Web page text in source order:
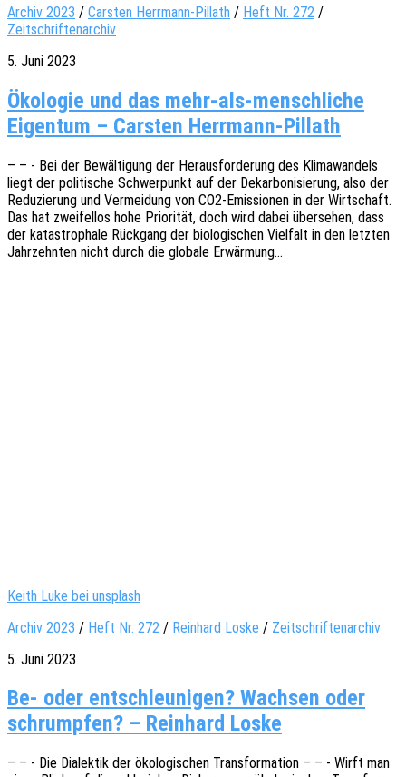
Archiv 2023 / Carsten Herrmann-Pillath / Heft Nr. 272 /
Zeitschriftenarchiv
5. Juni 2023
Ökologie und das mehr-als-menschliche
Eigentum – Carsten Herrmann-Pillath
– – - Bei der Bewäl­ti­gung der Heraus­for­de­rung des Klima­wan­dels
liegt der poli­ti­sche Schwer­punkt auf der Dekar­bo­ni­sie­rung, also der
Redu­zie­rung und Vermei­dung von CO2-Emis­­sio­­nen in der Wirt­schaft.
Das hat zwei­fel­los hohe Prio­ri­tät, doch wird dabei über­se­hen, dass
der kata­stro­pha­le Rück­gang der biolo­gi­schen Viel­falt in den letz­ten
Jahr­zehn­ten nicht durch die globa­le Erwärmung…
Keith Luke bei unsplash
Archiv 2023 / Heft Nr. 272 / Reinhard Loske / Zeitschriftenarchiv
5. Juni 2023
Be- oder entschleunigen? Wachsen oder
schrumpfen? – Reinhard Loske
– – - Die Dialek­tik der ökolo­gi­schen Trans­for­ma­ti­on – – - Wirft man